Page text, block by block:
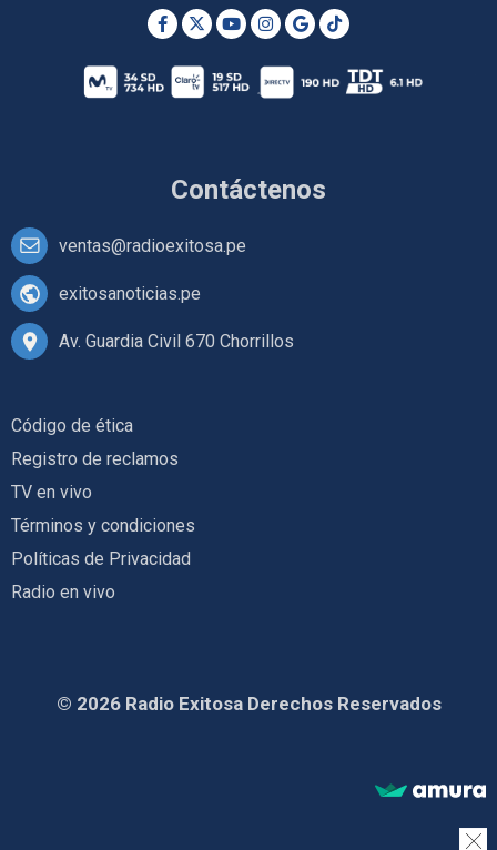
Contáctenos
ventas@radioexitosa.pe
exitosanoticias.pe
Av. Guardia Civil 670 Chorrillos
Código de ética
Registro de reclamos
TV en vivo
Términos y condiciones
Políticas de Privacidad
Radio en vivo
© 2026 Radio Exitosa Derechos Reservados